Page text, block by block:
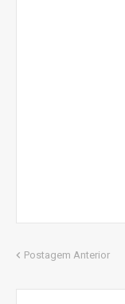
Postagem Anterior